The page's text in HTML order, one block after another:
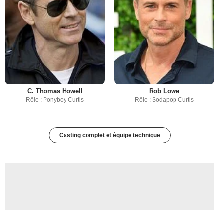
C. Thomas Howell
Rôle : Ponyboy Curtis
Rob Lowe
Rôle : Sodapop Curtis
Casting complet et équipe technique